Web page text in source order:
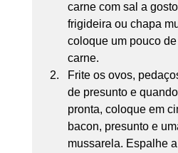
carne com sal a
frigideira ou chapa
coloque um pouco
carne.
Frite os ovos,
de presunto e
pronta, coloque em
bacon, presunto e
mussarela. Espalhe